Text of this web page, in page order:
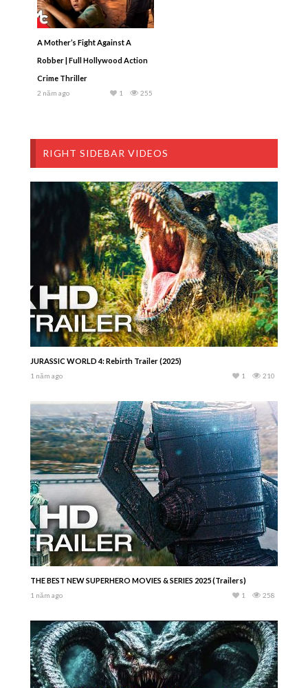
A Mother’s Fight Against A
Robber | Full Hollywood Action
Crime Thriller
2 năm ago 255
1
RIGHT SIDEBAR VIDEOS
JURASSIC WORLD 4: Rebirth Trailer (2025)
1 năm ago 210
1
THE BEST NEW SUPERHERO MOVIES & SERIES 2025 (Trailers)
1 năm ago 258
1